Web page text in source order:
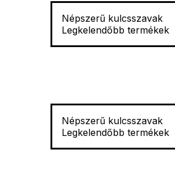
Népszerű kulcsszavak
Legkelendőbb termékek
Népszerű kulcsszavak
Legkelendőbb termékek